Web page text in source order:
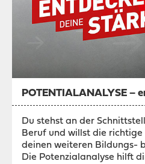
POTENTIALANALYSE –
Du stehst an der
Beruf und willst die
deinen weiteren Bildungs-
Die Potenzialanalyse hilft